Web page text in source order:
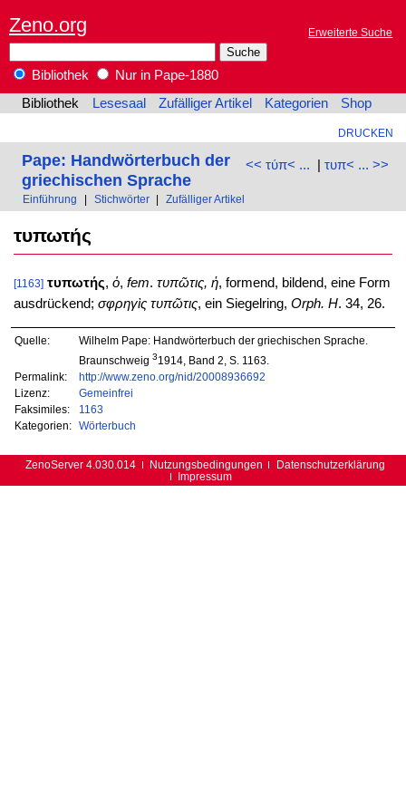
Zeno.org Erweiterte Suche
Bibliothek
Nur in Pape-1880
Bibliothek
Lesesaal Zufälliger Artikel Kategorien Shop
DRUCKEN
<< τύπ< ... | τυπ< ... >>
Pape: Handwörterbuch der
griechischen Sprache
Einführung Stichwörter Zufälliger Artikel
τυπωτής
[1163] τυπωτής, ὁ, fem. τυπῶτις, ἡ, formend, bildend, eine Form
ausdrückend; σφρηγὶς τυπῶτις, ein Siegelring, Orph. H. 34, 26.
Quelle:
Wilhelm Pape: Handwörterbuch der griechischen Sprache.
Braunschweig 31914, Band 2, S. 1163.
Permalink:
http://www.zeno.org/nid/20008936692
Lizenz:
Gemeinfrei
Faksimiles:
1163
Kategorien:
Wörterbuch
ZenoServer 4.030.014 Nutzungsbedingungen
Datenschutzerklärung
Impressum